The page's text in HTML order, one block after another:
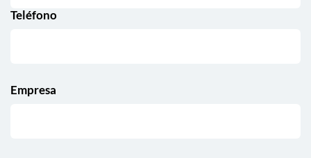
Teléfono
Empresa